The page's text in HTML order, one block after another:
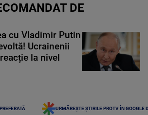
DE
cu Vladimir Putin
Ucrainenii
la nivel
URMĂREȘTE ȘTIRILE PROTV ÎN GOOGLE